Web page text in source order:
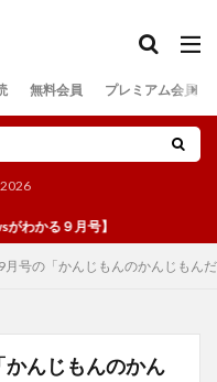
無料会員 プレミアム会員
９月号】
月号の「かんじもんのかんじもん
んじもんのかん